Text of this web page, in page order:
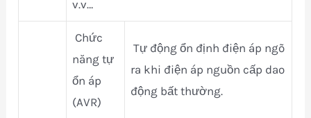
v.v…
Chức
năng tự
ổn áp
(AVR)
Tự động ổn định điện áp ngõ
ra khi điện áp nguồn cấp dao
động bất thường.